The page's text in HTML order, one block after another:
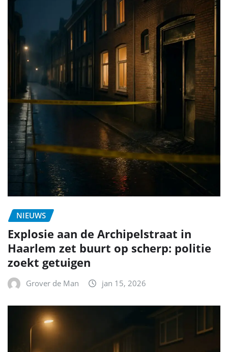
NIEUWS
Explosie aan de Archipelstraat in
Haarlem zet buurt op scherp: politie
zoekt getuigen
Grover de Man jan 15, 2026